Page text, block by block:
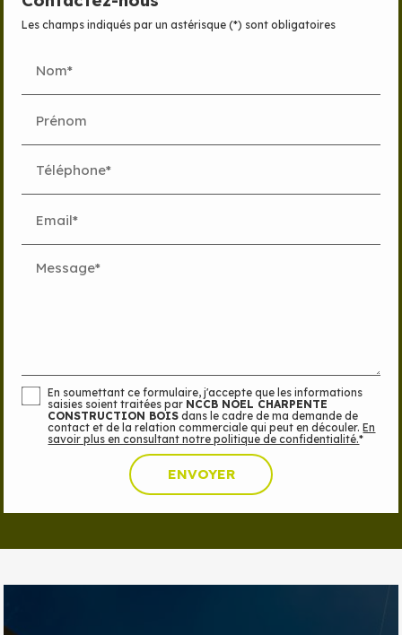
Les champs indiqués par un astérisque (*) sont obligatoires
Nom*
Prénom
Téléphone*
Email*
Message*
En soumettant ce formulaire, j'accepte que les informations
saisies soient traitées par NCCB NOEL CHARPENTE
CONSTRUCTION BOIS dans le cadre de ma demande de
contact et de la relation commerciale qui peut en découler.En
savoir plus en consultant notre politique de confidentialité.*